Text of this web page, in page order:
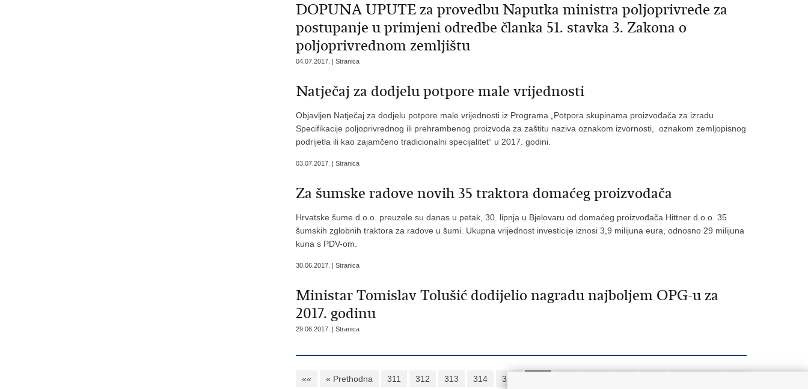
DOPUNA UPUTE za provedbu Naputka ministra poljoprivrede za
postupanje u primjeni odredbe članka 51. stavka 3. Zakona o
poljoprivrednom zemljištu
04.07.2017. | Stranica
Natječaj za dodjelu potpore male vrijednosti
Objavljen Natječaj za dodjelu potpore male vrijednosti iz Programa „Potpora skupinama proizvođača za izradu
Specifikacije poljoprivrednog ili prehrambenog proizvoda za zaštitu naziva oznakom izvornosti, oznakom zemljopisnog
podrijetla ili kao zajamčeno tradicionalni specijalitet“ u 2017. godini.
03.07.2017. | Stranica
Za šumske radove novih 35 traktora domaćeg proizvođača
Hrvatske šume d.o.o. preuzele su danas u petak, 30. lipnja u Bjelovaru od domaćeg proizvođača Hittner d.o.o. 35
šumskih zglobnih traktora za radove u šumi. Ukupna vrijednost investicije iznosi 3,9 milijuna eura, odnosno 29 milijuna
kuna s PDV-om.
30.06.2017. | Stranica
Ministar Tomislav Tolušić dodijelio nagradu najboljem OPG-u za
2017. godinu
29.06.2017. | Stranica
«« « Prethodna 311 312 313 314 315